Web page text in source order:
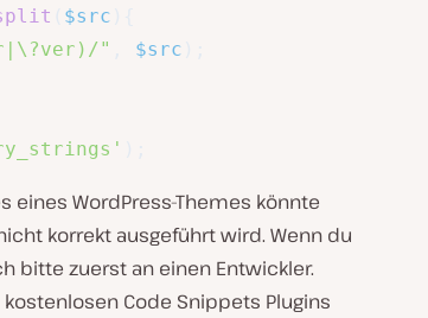
$src
" $src
eines WordPress-Themes könnte
korrekt ausgeführt wird. Wenn du
bitte zuerst an einen Entwickler.
Code Snippets Plugins